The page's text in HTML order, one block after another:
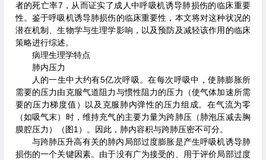
者的死亡率7，从而证实了成人中呼吸机诱导肺损伤的临床重要
性。鉴于呼吸机诱导肺损伤的临床重要性，本文将对这种状况的
潜在机制、生物学与生理学影响，以及预防及减轻该作用的临床
策略进行综述。
病理生理学特点
肺内压力
人的一生中大约有5亿次呼吸。在每次呼吸中，使肺膨胀所
需要的压力由克服气道阻力与惯性阻力的压力（使气体加速所需
要的压力梯度值）以及克服肺内弹性的压力组成。在气流为零
（如吸气末）时，维持充气的主要力量为跨肺压（肺泡压减去胸
膜腔压力）（图1）。因此，肺内容积与跨肺压密不可分。
与跨肺压升高有关的肺内局部过度膨胀是产生呼吸机诱导肺
损伤的一个关键因素。由于没有广为接受的、用于评价局部过度